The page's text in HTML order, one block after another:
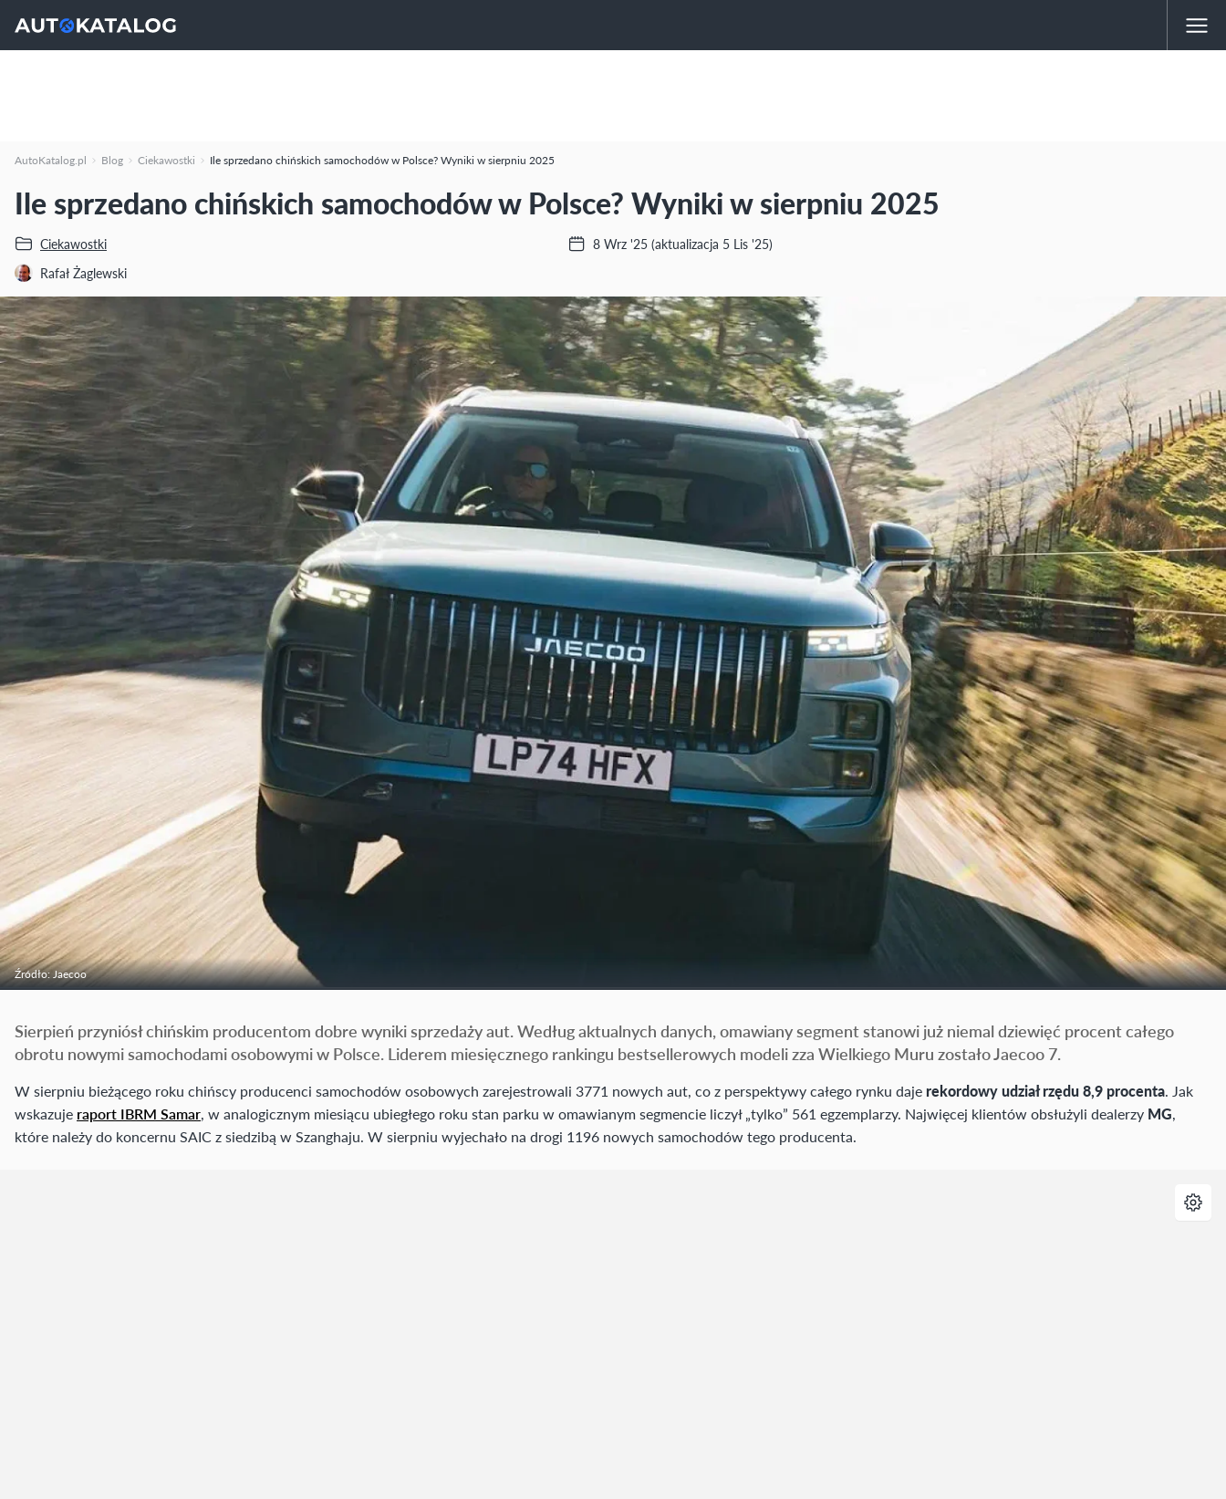
AutoKatalog.pl Blog Ciekawostki Ile sprzedano chińskich samochodów w Polsce? Wyniki w sierpniu 2025
Ile sprzedano chińskich samochodów w Polsce? Wyniki w sierpniu 2025
Ciekawostki
Rafał Żaglewski
8 Wrz '25 (aktualizacja 5 Lis '25)
Źródło: Jaecoo
Sierpień przyniósł chińskim producentom dobre wyniki sprzedaży aut. Według aktualnych danych, omawiany segment stanowi już niemal dziewięć procent całego
obrotu nowymi samochodami osobowymi w Polsce. Liderem miesięcznego rankingu bestsellerowych modeli zza Wielkiego Muru zostało Jaecoo 7.
W sierpniu bieżącego roku chińscy producenci samochodów osobowych zarejestrowali 3771 nowych aut, co z perspektywy całego rynku daje rekordowy udział rzędu 8,9 procenta. Jak
wskazuje raport IBRM Samar, w analogicznym miesiącu ubiegłego roku stan parku w omawianym segmencie liczył „tylko” 561 egzemplarzy. Najwięcej klientów obsłużyli dealerzy MG,
które należy do koncernu SAIC z siedzibą w Szanghaju. W sierpniu wyjechało na drogi 1196 nowych samochodów tego producenta.